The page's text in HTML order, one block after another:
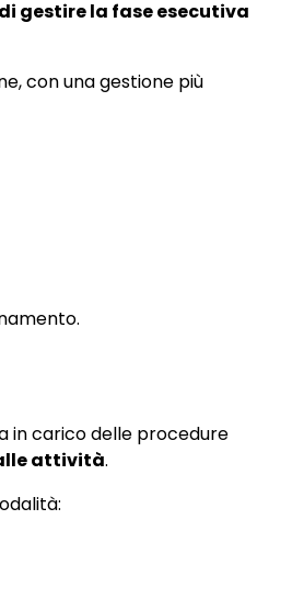
gestire la fase esecutiva
con una gestione più
in carico delle procedure
attività.